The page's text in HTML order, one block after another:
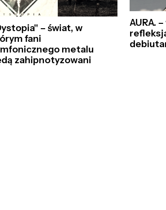
– świat, w
fani
metalu
zahipnotyzowani
AURA.